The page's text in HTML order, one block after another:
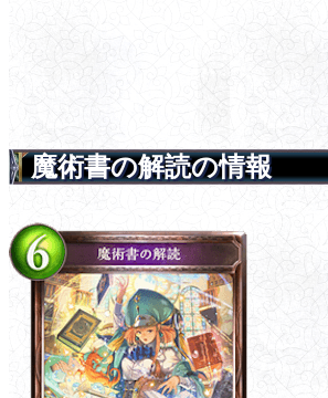
魔術書の解読の情報